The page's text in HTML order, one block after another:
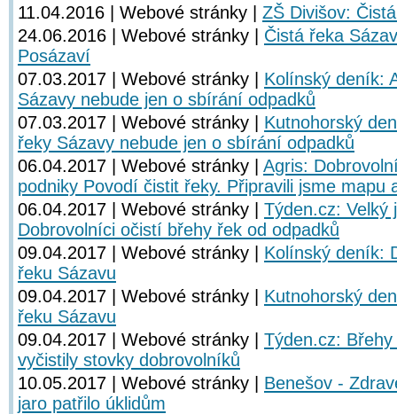
11.04.2016 | Webové stránky | ZŠ Divišov:
24.06.2016 | Webové stránky | Čistá řeka
Posázaví
07.03.2017 | Webové stránky | Kolínský deník:
Sázavy nebude jen o sbírání odpadků
07.03.2017 | Webové stránky | Kutnohorský
řeky Sázavy nebude jen o sbírání odpadků
06.04.2017 | Webové stránky | Agris:
podniky Povodí čistit řeky. Připravili jsme mapu
06.04.2017 | Webové stránky | Týden.cz: Velký
Dobrovolníci očistí břehy řek od odpadků
09.04.2017 | Webové stránky | Kolínský deník:
řeku Sázavu
09.04.2017 | Webové stránky | Kutnohorský
řeku Sázavu
09.04.2017 | Webové stránky | Týden.cz:
vyčistily stovky dobrovolníků
10.05.2017 | Webové stránky | Benešov -
jaro patřilo úklidům